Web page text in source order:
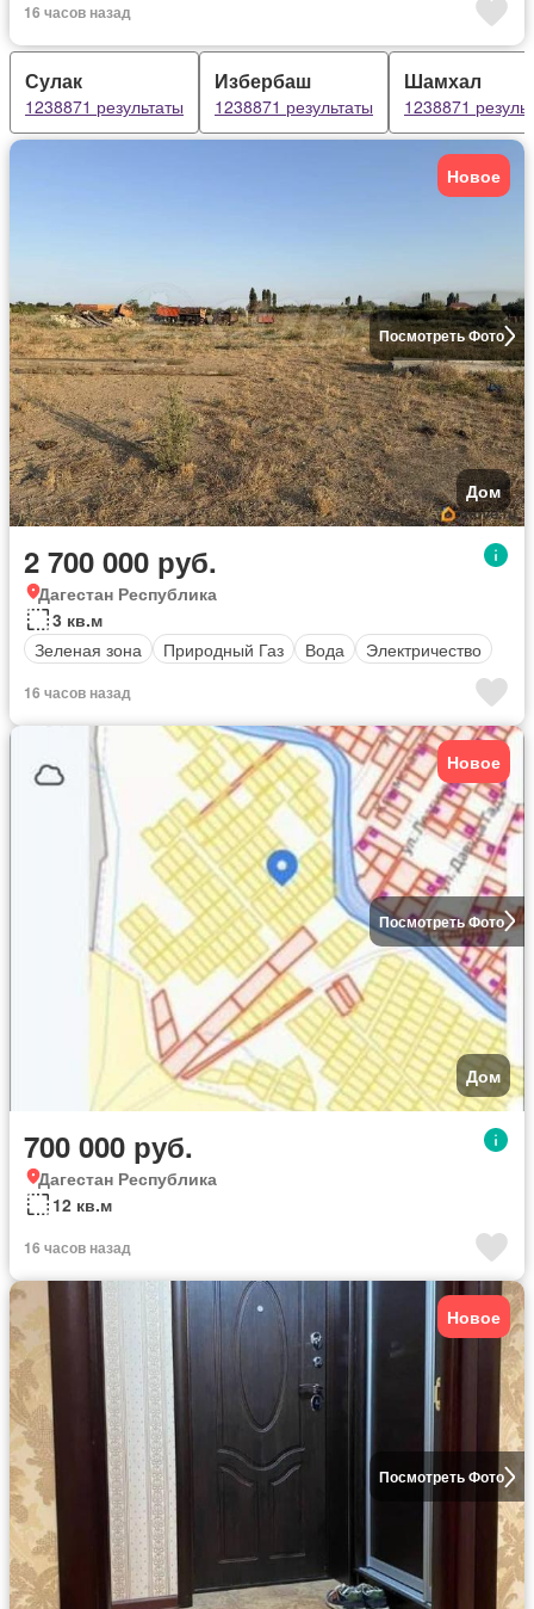
16 часов назад
Сулак
1238871 результаты
Избербаш
1238871 результаты
Шамхал
1238871
Посмотреть Фото
Новое
Дом
2 700 000 руб.
Дагестан Республика
3 кв.м
Зеленая зона
Природный Газ Вода Электричество
16 часов назад
Посмотреть Фото
Новое
Дом
700 000 руб.
Дагестан Республика
12 кв.м
16 часов назад
Посмотреть Фото
Новое